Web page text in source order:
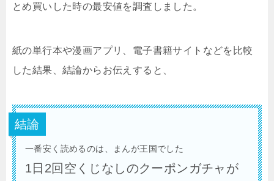
とめ買いした時の最安値を調査しました。
紙の単行本や漫画アプリ、電子書籍サイトなどを比較
した結果、結論からお伝えすると、
結論
一番安く読めるのは、まんが王国でした
1日2回空くじなしのクーポンガチャが